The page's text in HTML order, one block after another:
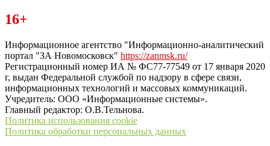
Читайте последние новости дня в Тульской области на сайте
16+
Информационное агентство "Информационно-аналитический
портал "ЗА Новомосковск" https://zanmsk.ru/
Регистрационный номер ИА № ФС77-77549 от 17 января 2020
г, выдан Федеральной службой по надзору в сфере связи,
информационных технологий и массовых коммуникаций.
Учредитель: ООО «Информационные системы».
Главный редактор: О.В.Тельнова.
Политика использования cookie
Политика обработки персональных данных